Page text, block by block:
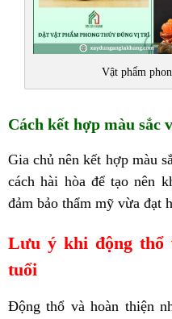
Vật phẩm
Cách kết hợp màu sắc
Gia chủ nên kết hợp màu
cách hài hòa để tạo nên
đảm bảo thẩm mỹ vừa đạt
Lưu ý khi động thổ
tuổi
Động thổ và hoàn thiện